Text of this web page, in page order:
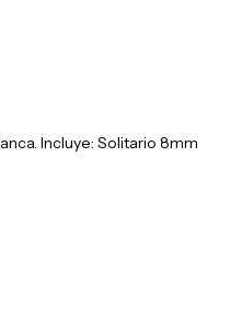
Incluye: Solitario 8mm